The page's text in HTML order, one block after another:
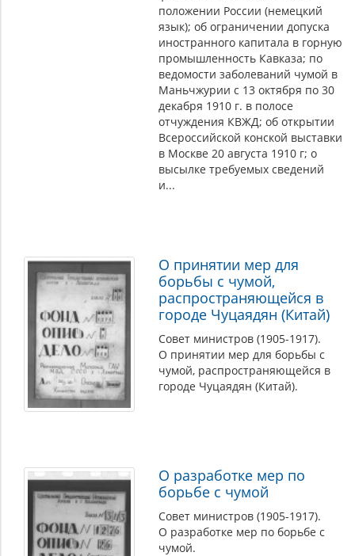
положении России (немецкий
язык); об ограничении допуска
иностранного капитала в горную
промышленность Кавказа; по
ведомости заболеваний чумой в
Маньчжурии с 13 октября по 30
декабря 1910 г. в полосе
отчуждения КВЖД; об открытии
Всероссийской конской выставки
в Москве 20 августа 1910 г; о
высылке требуемых сведений
и...
О принятии мер для
борьбы с чумой,
распространяющейся в
городе Чуцаядян (Китай)
Совет министров (1905-1917).
О принятии мер для борьбы с
чумой, распространяющейся в
городе Чуцаядян (Китай).
О разработке мер по
борьбе с чумой
Совет министров (1905-1917).
О разработке мер по борьбе с
чумой.